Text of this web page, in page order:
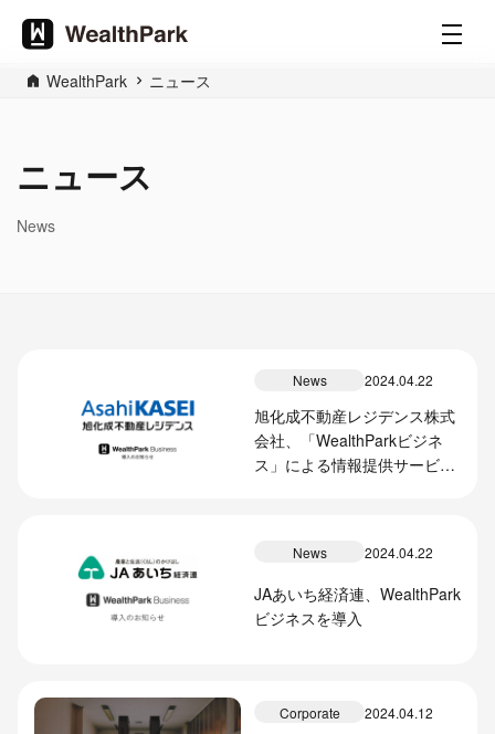
WealthPark ニュース
ニュース
News
News 2024.04.22
旭化成不動産レジデンス株式
会社、「WealthParkビジネ
ス」による情報提供サービス
News 2024.04.22
JAあいち経済連、WealthPark
ビジネスを導入
Corporate 2024.04.12